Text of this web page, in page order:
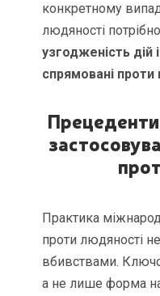
конкретному
людяності потрібно
узгодженість дій
спрямовані проти
Практика
проти людяності
вбивствами.
а не лише форма